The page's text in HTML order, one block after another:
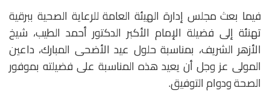
فيما بعث مجلس إدارة الهيئة العامة للرعاية الصحية ببرقية
تهنئة إلى فضيلة الإمام الأكبر الدكتور أحمد الطيب، شيخ
الأزهر الشريف، بمناسبة حلول عيد الأضحى المبارك، داعين
المولى عز وجل أن يعيد هذه المناسبة على فضيلته بموفور
الصحة ودوام التوفيق.